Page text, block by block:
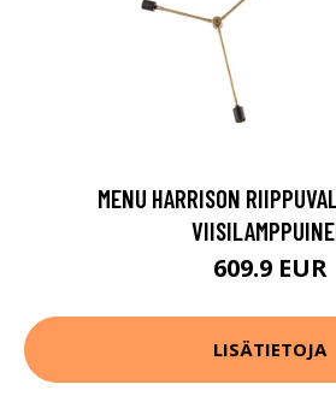
MENU HARRISON
609.9 EUR
LISÄTIETOJA